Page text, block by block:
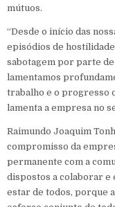
mútuos.
“Desde o início das
episódios de
sabotagem por parte
lamentamos
trabalho e o progresso
lamenta a empresa no
Raimundo Joaquim
compromisso da
permanente com a
dispostos a colaborar e
estar de todos, porque